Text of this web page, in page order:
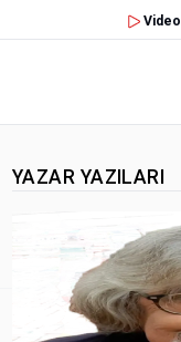
YAZAR YAZILARI